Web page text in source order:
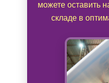
можете оставить
складе в